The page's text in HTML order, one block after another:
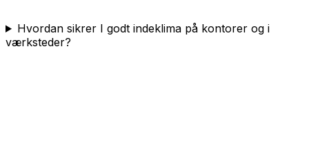
Hvordan sikrer I godt indeklima på kontorer og i
værksteder?